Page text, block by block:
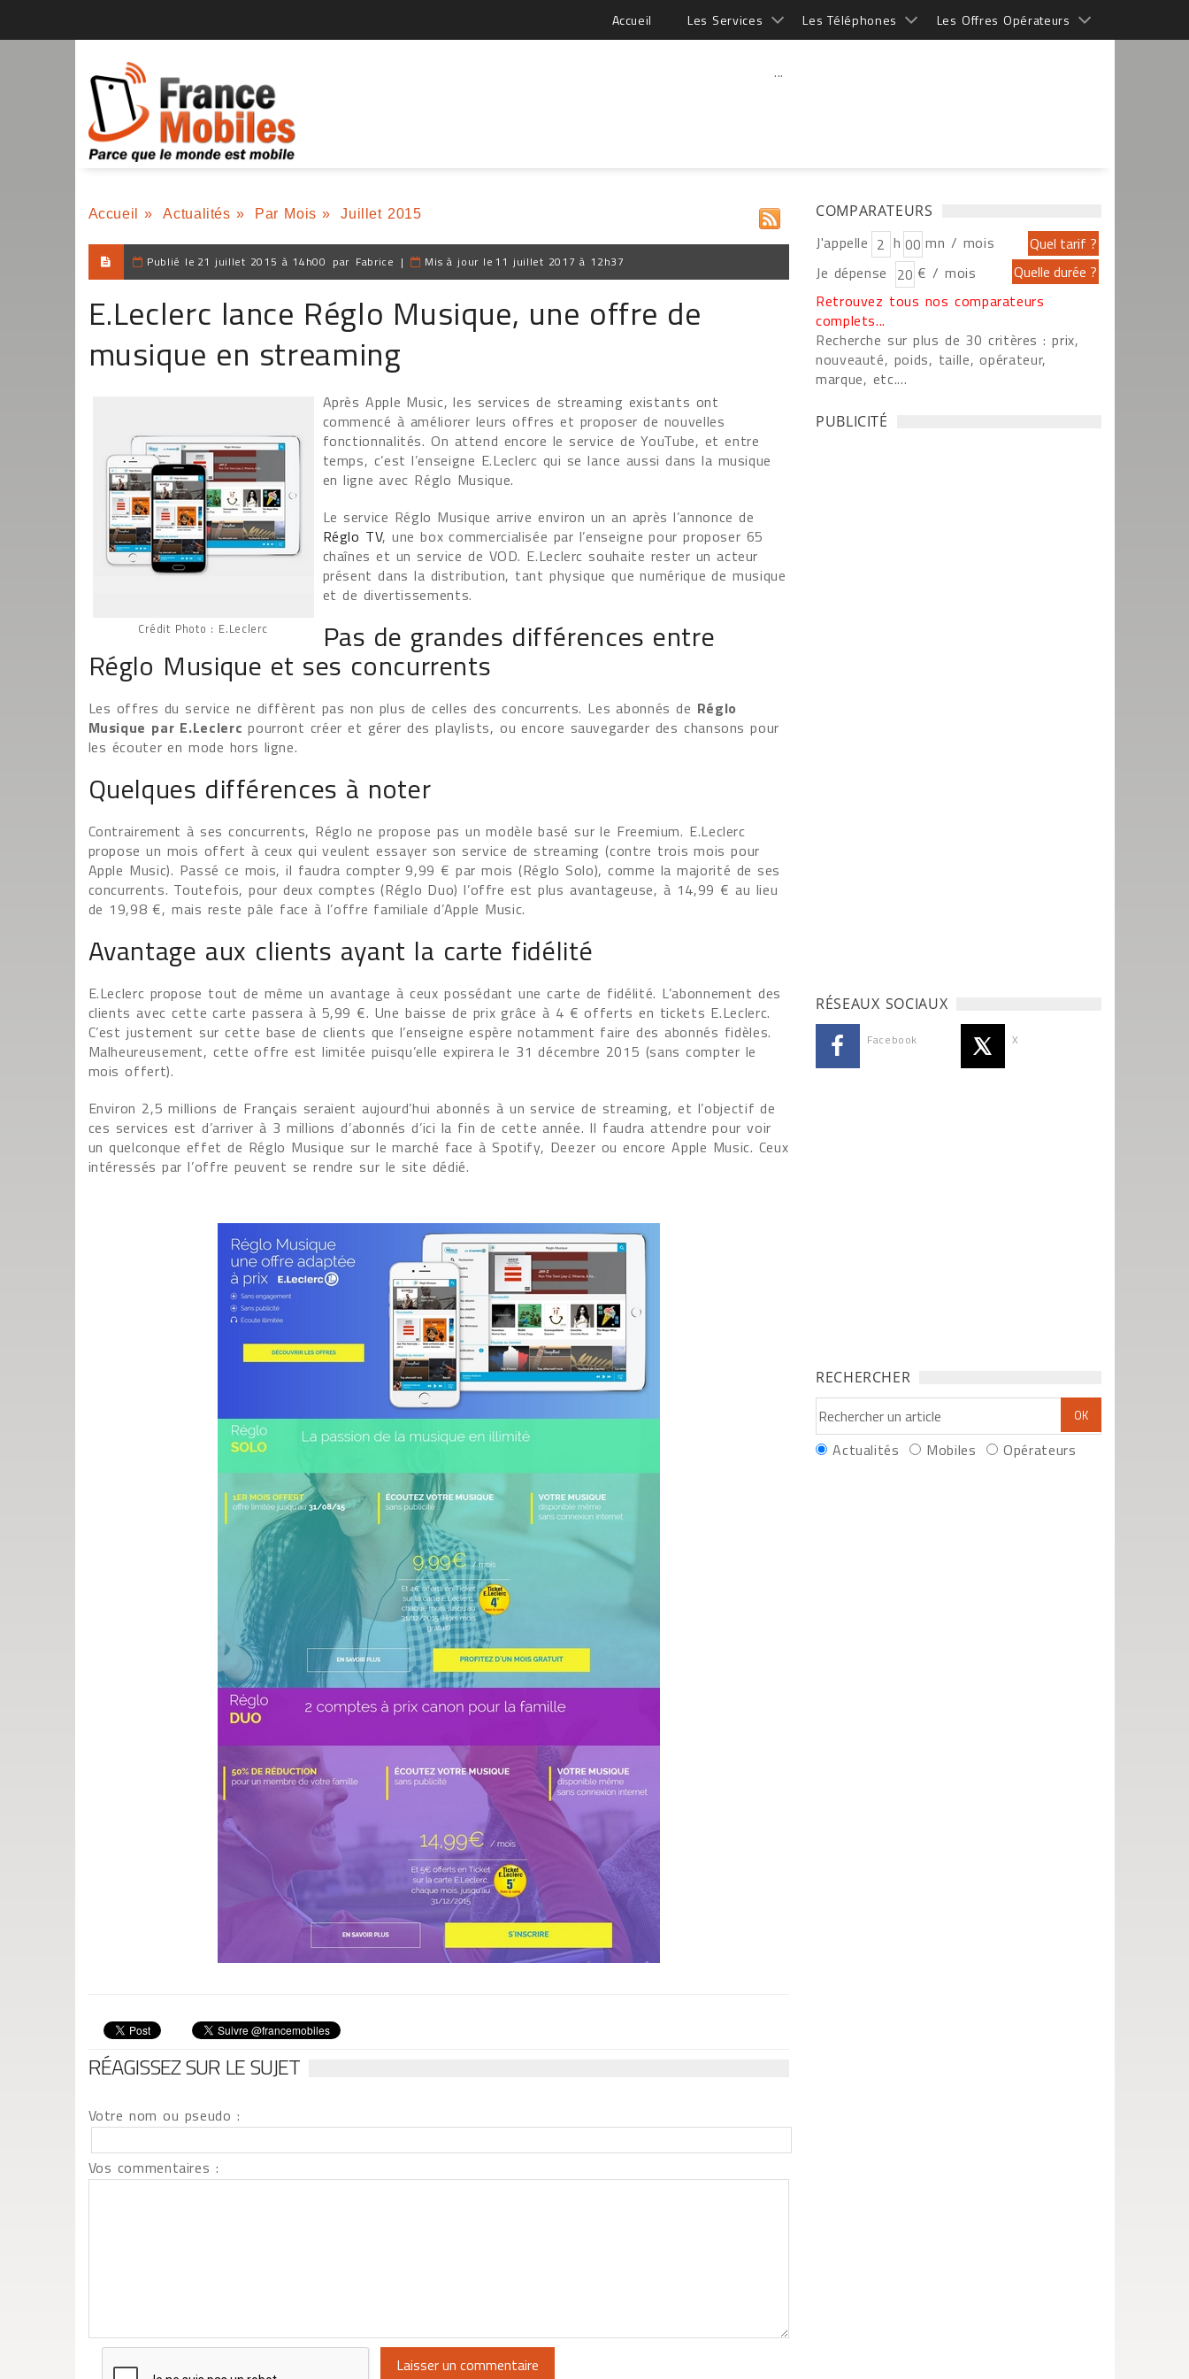
Accueil Les Services Les Téléphones Les Offres Opérateurs
...
Accueil » Actualités » Par Mois » Juillet 2015
Publié le 21 juillet 2015 à 14h00 par Fabrice | Mis à jour le 11 juillet 2017 à 12h37
E.Leclerc lance Réglo Musique, une offre de
musique en streaming
Crédit Photo : E.Leclerc
Après Apple Music, les services de streaming existants ont
commencé à améliorer leurs offres et proposer de nouvelles
fonctionnalités. On attend encore le service de YouTube, et entre
temps, c’est l’enseigne E.Leclerc qui se lance aussi dans la musique
en ligne avec Réglo Musique.
Le service Réglo Musique arrive environ un an après l’annonce de
Réglo TV, une box commercialisée par l’enseigne pour proposer 65
chaînes et un service de VOD. E.Leclerc souhaite rester un acteur
présent dans la distribution, tant physique que numérique de musique
et de divertissements.
Pas de grandes différences entre
Réglo Musique et ses concurrents
Les offres du service ne diffèrent pas non plus de celles des concurrents. Les abonnés de Réglo
Musique par E.Leclerc pourront créer et gérer des playlists, ou encore sauvegarder des chansons pour
les écouter en mode hors ligne.
Quelques différences à noter
Contrairement à ses concurrents, Réglo ne propose pas un modèle basé sur le Freemium. E.Leclerc
propose un mois offert à ceux qui veulent essayer son service de streaming (contre trois mois pour
Apple Music). Passé ce mois, il faudra compter 9,99 € par mois (Réglo Solo), comme la majorité de ses
concurrents. Toutefois, pour deux comptes (Réglo Duo) l’offre est plus avantageuse, à 14,99 € au lieu
de 19,98 €, mais reste pâle face à l’offre familiale d’Apple Music.
Avantage aux clients ayant la carte fidélité
E.Leclerc propose tout de même un avantage à ceux possédant une carte de fidélité. L’abonnement des
clients avec cette carte passera à 5,99 €. Une baisse de prix grâce à 4 € offerts en tickets E.Leclerc.
C’est justement sur cette base de clients que l’enseigne espère notamment faire des abonnés fidèles.
Malheureusement, cette offre est limitée puisqu’elle expirera le 31 décembre 2015 (sans compter le
mois offert).
Environ 2,5 millions de Français seraient aujourd’hui abonnés à un service de streaming, et l’objectif de
ces services est d’arriver à 3 millions d’abonnés d’ici la fin de cette année. Il faudra attendre pour voir
un quelconque effet de Réglo Musique sur le marché face à Spotify, Deezer ou encore Apple Music. Ceux
intéressés par l’offre peuvent se rendre sur le site dédié.
RÉAGISSEZ SUR LE SUJET
Votre nom ou pseudo :
Vos commentaires :
COMPARATEURS
J'appelle h
mn / mois
Je dépense
€ / mois
Retrouvez tous nos comparateurs
complets...
Recherche sur plus de 30 critères : prix,
nouveauté, poids, taille, opérateur,
marque, etc....
PUBLICITÉ
RÉSEAUX SOCIAUX
Facebook X
RECHERCHER
Actualités Mobiles Opérateurs